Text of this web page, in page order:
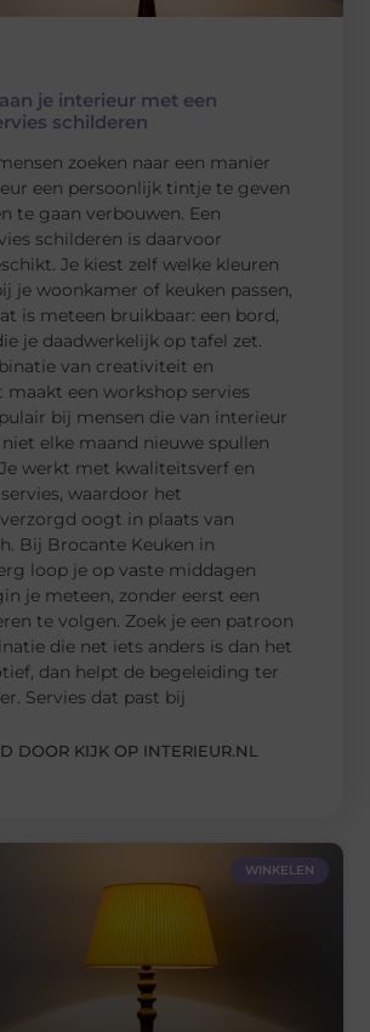
je interieur met een
schilderen
zoeken naar een manier
een persoonlijk tintje te geven
te gaan verbouwen. Een
schilderen is daarvoor
Je kiest zelf welke kleuren
je woonkamer of keuken passen,
is meteen bruikbaar: een bord,
je daadwerkelijk op tafel zet.
van creativiteit en
een workshop servies
bij mensen die van interieur
elke maand nieuwe spullen
werkt met kwaliteitsverf en
waardoor het
oogt in plaats van
Bij Brocante Keuken in
loop je op vaste middagen
je meteen, zonder eerst een
te volgen. Zoek je een patroon
die net iets anders is dan het
dan helpt de begeleiding ter
Servies dat past bij
DOOR KIJK OP INTERIEUR.NL
WINKELEN